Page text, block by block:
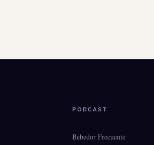
PODCAST
Bebedor Frecuente